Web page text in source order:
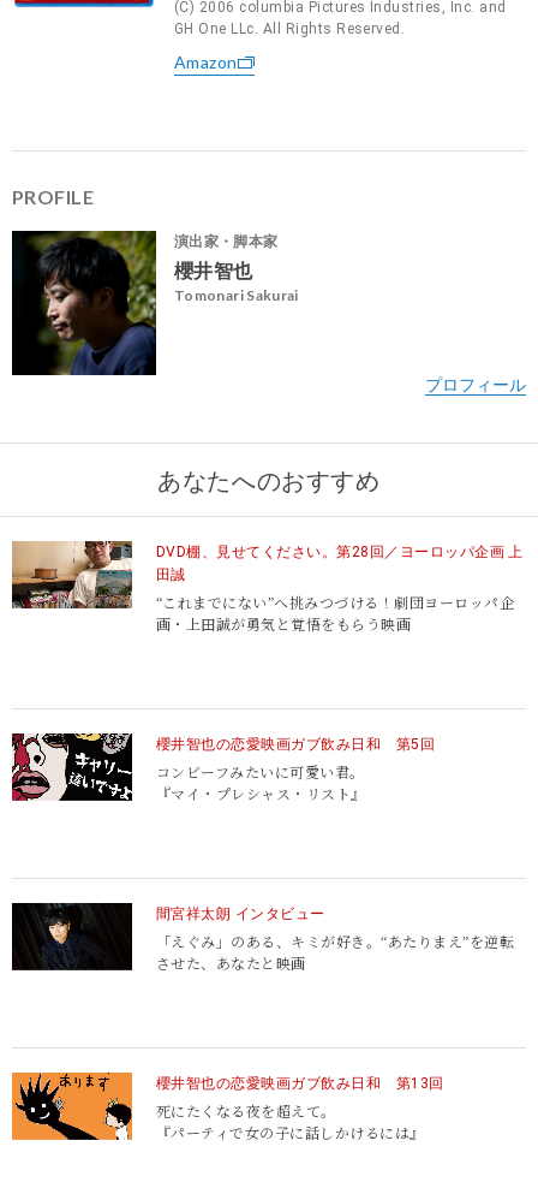
(C) 2006 columbia Pictures Industries, Inc. and
GH One LLc. All Rights Reserved.
Amazon
PROFILE
演出家・脚本家
櫻井智也
Tomonari Sakurai
http://www.mc-r.com/
あなたへのおすすめ
DVD棚、見せてください。第28回／ヨーロッパ企画 上
田誠
“これまでにない”へ挑みつづける！劇団ヨーロッパ企
画・上田誠が勇気と覚悟をもらう映画
櫻井智也の恋愛映画ガブ飲み日和 第5回
コンビーフみたいに可愛い君。
『マイ・プレシャス・リスト』
間宮祥太朗 インタビュー
「えぐみ」のある、キミが好き。“あたりまえ”を逆転
させた、あなたと映画
櫻井智也の恋愛映画ガブ飲み日和 第13回
死にたくなる夜を超えて。
『パーティで女の子に話しかけるには』